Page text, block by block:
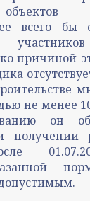
всего бы
причиной
не менее
он